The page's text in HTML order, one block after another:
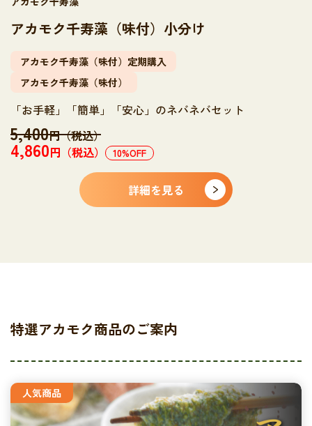
アカモク千寿藻（味付）小分け
アカモク千寿藻（味付）定期購入
アカモク千寿藻（味付）
「お手軽」「簡単」「安心」のネバネバセット
5,400円（税込）
4,860円（税込） 10%OFF
詳細を見る
特選アカモク商品のご案内
人気商品